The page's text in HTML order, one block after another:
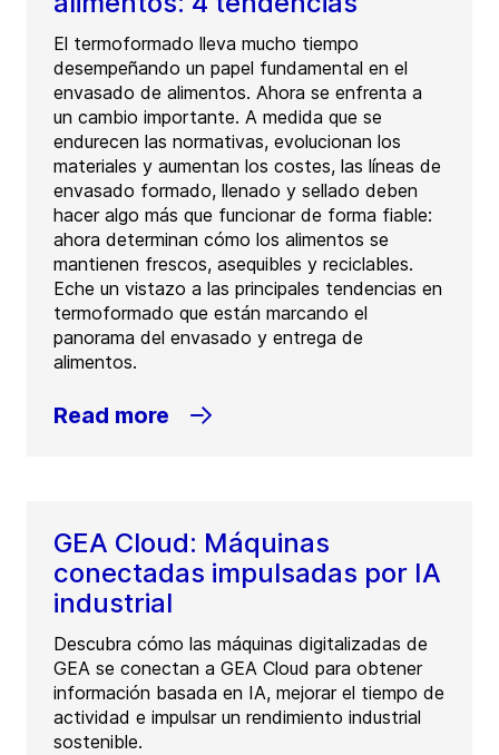
El termoformado lleva mucho tiempo
desempeñando un papel fundamental en el
envasado de alimentos. Ahora se enfrenta a
un cambio importante. A medida que se
endurecen las normativas, evolucionan los
materiales y aumentan los costes, las líneas de
envasado formado, llenado y sellado deben
hacer algo más que funcionar de forma fiable:
ahora determinan cómo los alimentos se
mantienen frescos, asequibles y reciclables.
Eche un vistazo a las principales tendencias en
termoformado que están marcando el
panorama del envasado y entrega de
alimentos.
Read more
GEA Cloud: Máquinas
conectadas impulsadas por IA
industrial
Descubra cómo las máquinas digitalizadas de
GEA se conectan a GEA Cloud para obtener
información basada en IA, mejorar el tiempo de
actividad e impulsar un rendimiento industrial
sostenible.